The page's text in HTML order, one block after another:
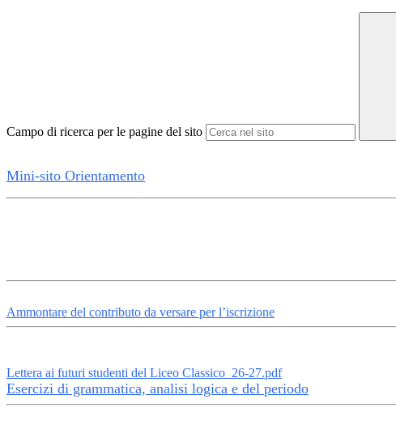
Campo di ricerca per le pagine del sito
Mini-sito Orientamento
Ammontare del contributo da versare per l’iscrizione
Lettera ai futuri studenti del Liceo Classico_26-27.pdf
Esercizi di grammatica, analisi logica e del periodo